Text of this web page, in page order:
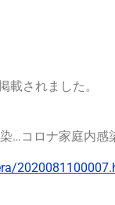
載されました。
…コロナ家庭内感